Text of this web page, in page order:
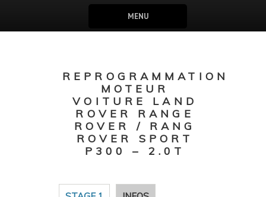
MENU
REPROGRAMMATION
MOTEUR
VOITURE LAND
ROVER RANGE
ROVER / RANG
ROVER SPORT
P300 – 2.0T